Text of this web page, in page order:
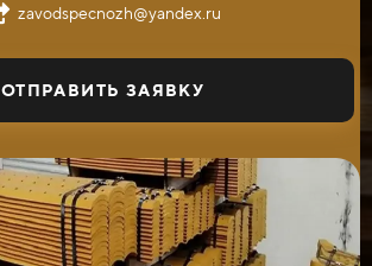
zavodspecnozh@yandex.ru
ОТПРАВИТЬ ЗАЯВКУ